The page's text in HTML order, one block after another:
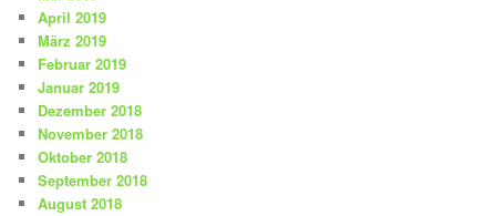
April 2019
März 2019
Februar 2019
Januar 2019
Dezember 2018
November 2018
Oktober 2018
September 2018
August 2018